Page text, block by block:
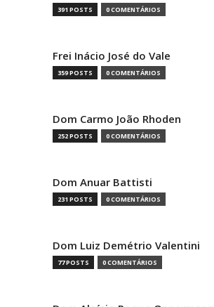
391 POSTS 0 COMENTÁRIOS
Frei Inácio José do Vale
359 POSTS 0 COMENTÁRIOS
Dom Carmo João Rhoden
252 POSTS 0 COMENTÁRIOS
Dom Anuar Battisti
231 POSTS 0 COMENTÁRIOS
Dom Luiz Demétrio Valentini
77 POSTS 0 COMENTÁRIOS